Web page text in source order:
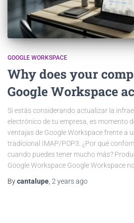
GOOGLE WORKSPACE
Why does your
Google Workspace
Si estás considerando actualizar la
electrónico de tu empresa, es momento
ventajas de Google Workspace frente a
tradicional IMAP/POP3. ¿Por qué
cuando puedes tener mucho más?
Google Workspace Google Workspace
Bycantalupe 2 yearsago